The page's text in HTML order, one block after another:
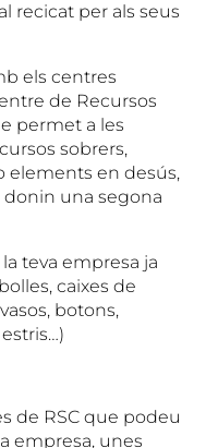
recicat per als seus
els centres
de Recursos
permet a les
sobrers,
elements en desús,
donin una segona
teva empresa ja
caixes de
botons,
de RSC que podeu
empresa, unes